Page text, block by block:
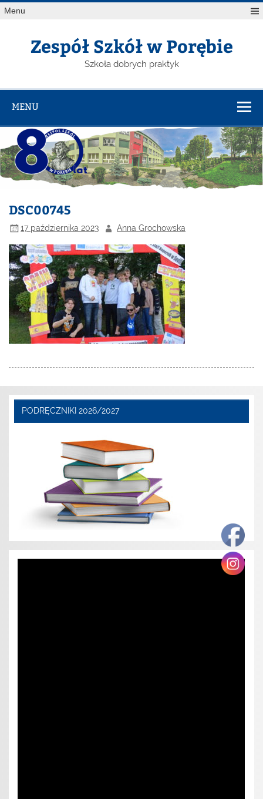
Menu
Zespół Szkół w Porębie
Szkoła dobrych praktyk
MENU
DSC00745
17 października 2023 Anna Grochowska
PODRĘCZNIKI 2026/2027